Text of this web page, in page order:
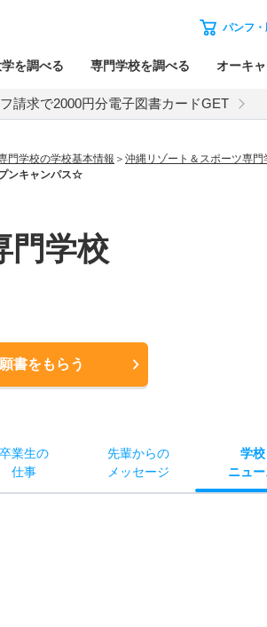
パンフ
学を調べる 専門学校を調べる オーキ
フ請求で2000円分電子図書カードGET
門学校の学校基本情報
沖縄リゾート＆スポーツ専門
ンキャンパス☆
門学校
書をもらう
卒業生の
仕事
先輩からの
メッセージ
学校
ニュ